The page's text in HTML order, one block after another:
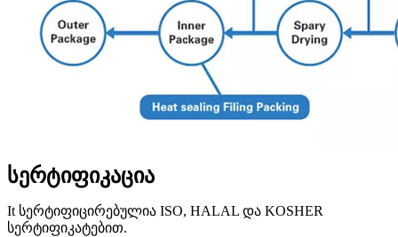
სერტიფიკაცია
It სერტიფიცირებულია ISO, HALAL და KOSHER
სერტიფიკატებით.